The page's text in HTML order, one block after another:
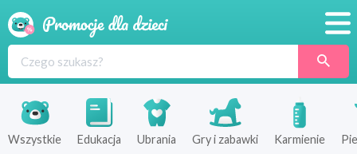
Produkty
Sklepy
Wszystkie Edukacja Ubrania Gry i zabawki Karmienie